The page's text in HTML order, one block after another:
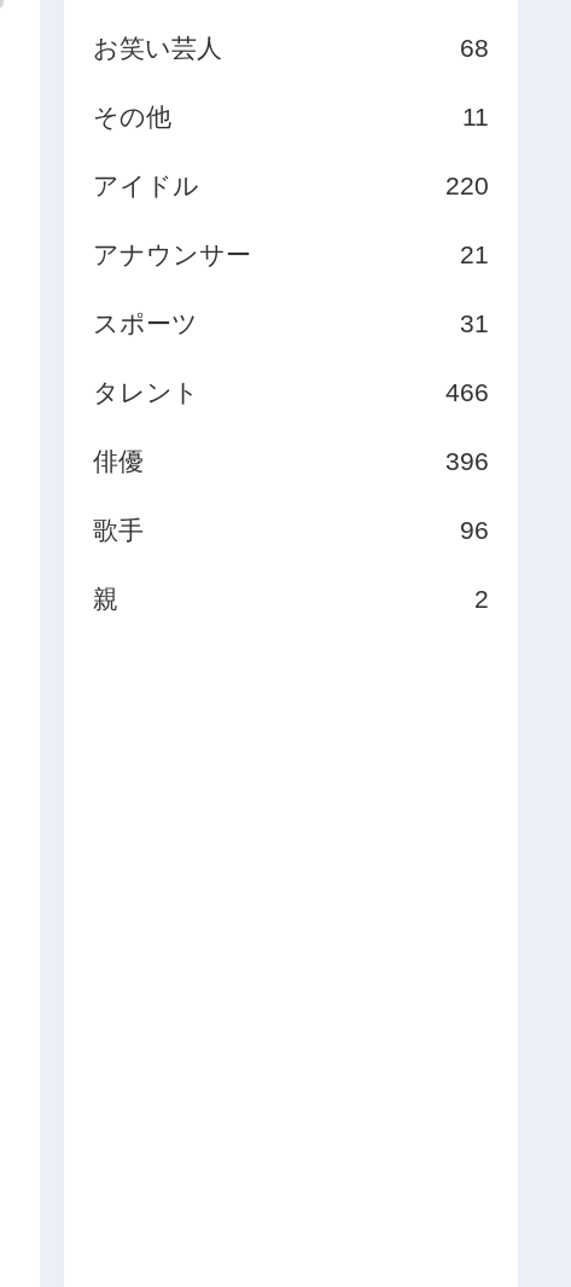
お笑い芸人 68
その他 11
アイドル 220
アナウンサー 21
スポーツ 31
タレント 466
俳優 396
歌手 96
親 2